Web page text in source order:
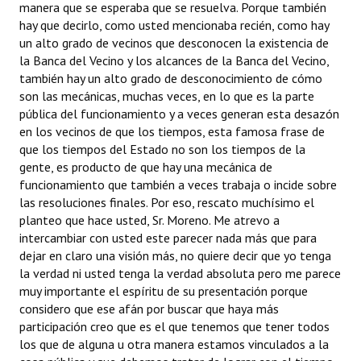
manera que se esperaba que se resuelva. Porque también
hay que decirlo, como usted mencionaba recién, como hay
un alto grado de vecinos que desconocen la existencia de
la Banca del Vecino y los alcances de la Banca del Vecino,
también hay un alto grado de desconocimiento de cómo
son las mecánicas, muchas veces, en lo que es la parte
pública del funcionamiento y a veces generan esta desazón
en los vecinos de que los tiempos, esta famosa frase de
que los tiempos del Estado no son los tiempos de la
gente, es producto de que hay una mecánica de
funcionamiento que también a veces trabaja o incide sobre
las resoluciones finales. Por eso, rescato muchísimo el
planteo que hace usted, Sr. Moreno. Me atrevo a
intercambiar con usted este parecer nada más que para
dejar en claro una visión más, no quiere decir que yo tenga
la verdad ni usted tenga la verdad absoluta pero me parece
muy importante el espíritu de su presentación porque
considero que ese afán por buscar que haya más
participación creo que es el que tenemos que tener todos
los que de alguna u otra manera estamos vinculados a la